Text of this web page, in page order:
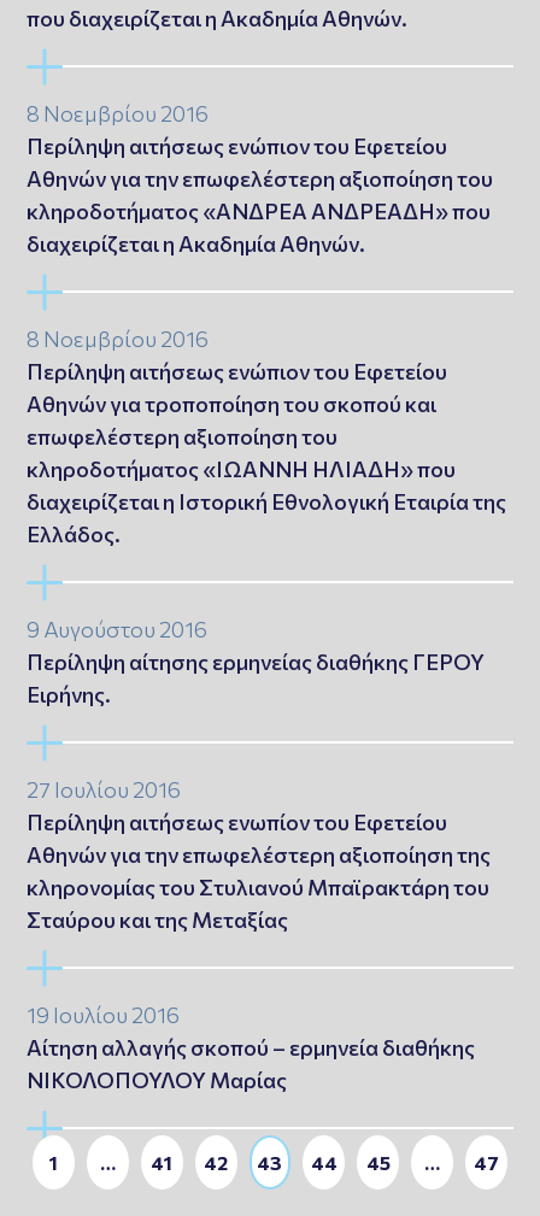
που διαχειρίζεται η Ακαδημία Αθηνών.
8 Νοεμβρίου 2016
Περίληψη αιτήσεως ενώπιον του Εφετείου
Αθηνών για την επωφελέστερη αξιοποίηση του
κληροδοτήματος «ΑΝΔΡΕΑ ΑΝΔΡΕΑΔΗ» που
διαχειρίζεται η Ακαδημία Αθηνών.
8 Νοεμβρίου 2016
Περίληψη αιτήσεως ενώπιον του Εφετείου
Αθηνών για τροποποίηση του σκοπού και
επωφελέστερη αξιοποίηση του
κληροδοτήματος «ΙΩΑΝΝΗ ΗΛΙΑΔΗ» που
διαχειρίζεται η Ιστορική Εθνολογική Εταιρία της
Ελλάδος.
9 Αυγούστου 2016
Περίληψη αίτησης ερμηνείας διαθήκης ΓΕΡΟΥ
Ειρήνης.
27 Ιουλίου 2016
Περίληψη αιτήσεως ενωπίον του Εφετείου
Αθηνών για την επωφελέστερη αξιοποίηση της
κληρονομίας του Στυλιανού Μπαϊρακτάρη του
Σταύρου και της Μεταξίας
19 Ιουλίου 2016
Αίτηση αλλαγής σκοπού – ερμηνεία διαθήκης
ΝΙΚΟΛΟΠΟΥΛΟΥ Μαρίας
1 … 41 42 43 44 45 … 47